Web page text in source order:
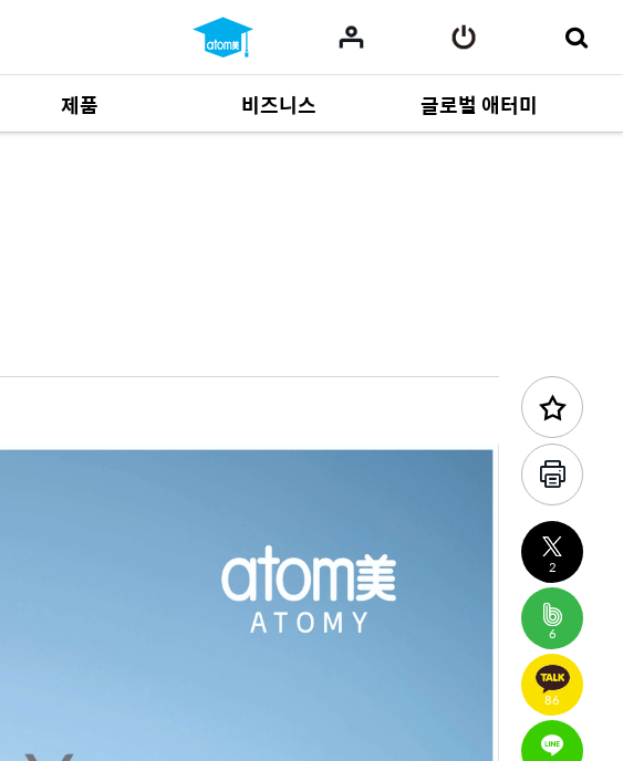
제품
제품 자료685
비즈니스
사업 자료165
글로벌 애터미
이전 콘텐츠